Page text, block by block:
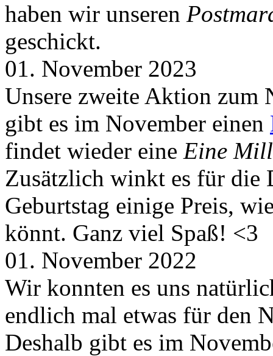
haben wir unseren
geschickt.
01. November 2023
Unsere zweite Aktion zum
gibt es im November einen
findet wieder eine Eine
Zusätzlich winkt es für die
Geburtstag einige Preis,
könnt. Ganz viel Spaß! <3
01. November 2022
Wir konnten es uns
endlich mal etwas für den
Deshalb gibt es im